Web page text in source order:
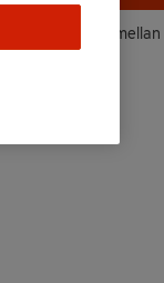
kan variera